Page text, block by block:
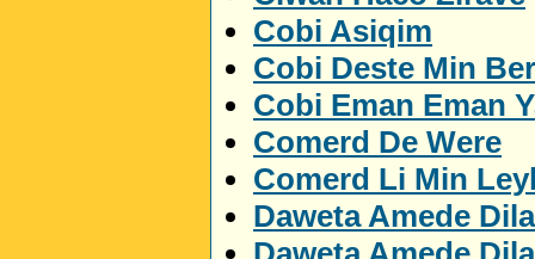
Cobi Asiqim
Cobi Deste Min
Cobi Eman Eman
Comerd De Were
Comerd Li Min
Daweta Amede